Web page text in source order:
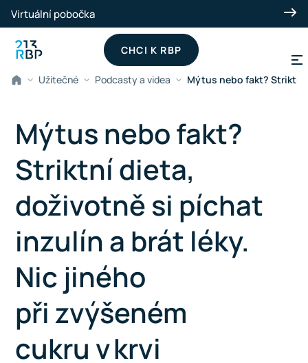
Přeskočit na hlavní obsah
Virtuální pobočka
CHCI K RBP
Užitečné Podcasty a videa Mýtus nebo fakt? Striktní
Mýtus nebo fakt?
Striktní dieta,
doživotně si píchat
inzulín a brát léky.
Nic jiného
při zvýšeném
cukru v krvi